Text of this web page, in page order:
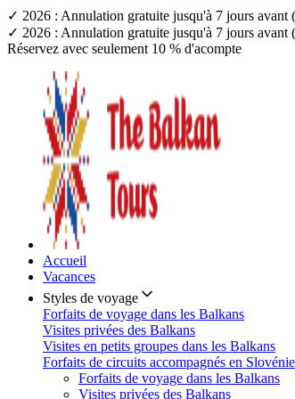
✓ 2026 : Annulation gratuite jusqu'à 7 jours avant
✓ 2026 : Annulation gratuite jusqu'à 7 jours avant
Réservez avec seulement 10 % d'acompte
Accueil
Vacances
Styles de voyage
Forfaits de voyage dans les Balkans
Visites privées des Balkans
Visites en petits groupes dans les Balkans
Forfaits de circuits accompagnés en
Forfaits de voyage dans les Balkans
Visites privées des Balkans